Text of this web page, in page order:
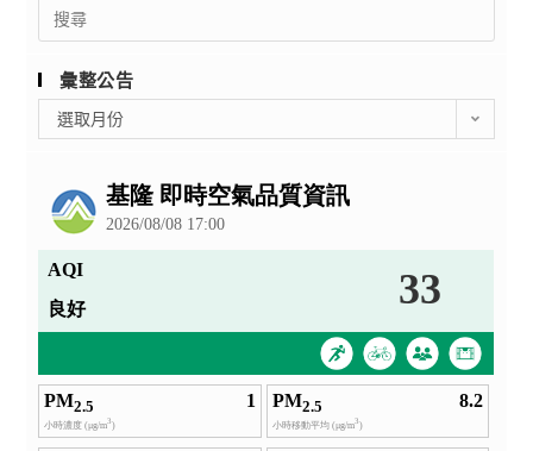
Search
for:
彙整公告
整
選取月份